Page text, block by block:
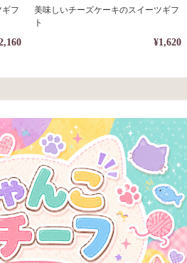
フ
美味しいチーズケーキのスイーツギフ
ト
¥1,620